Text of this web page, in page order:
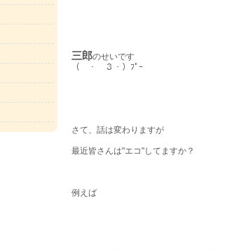
三郎のせいです
（ ・ ３・）ﾌﾟｰ
さて、話は変わりますが
最近皆さんは"エコ"してますか？
例えば